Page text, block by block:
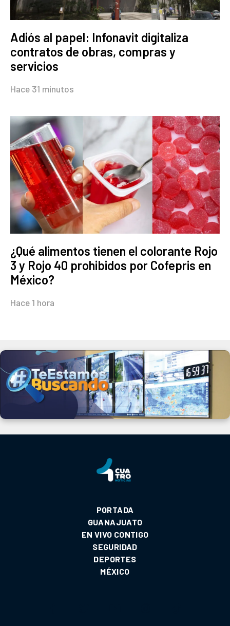
Adiós al papel: Infonavit digitaliza
contratos de obras, compras y
servicios
Hace 31 minutos
¿Qué alimentos tienen el colorante Rojo
3 y Rojo 40 prohibidos por Cofepris en
México?
Hace 1 hora
PORTADA
GUANAJUATO
EN VIVO CONTIGO
SEGURIDAD
DEPORTES
MÉXICO